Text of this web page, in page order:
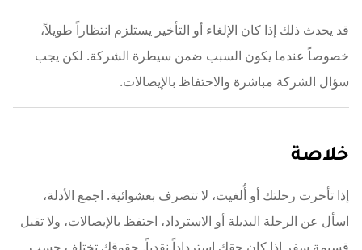
قد يحدث ذلك إذا كان الإلغاء أو التأخير يستلزم انتظاراً طويلاً،
خصوصاً عندما يكون السبب ضمن سيطرة الشركة. لكن يجب
سؤال الشركة مباشرة والاحتفاظ بالإيصالات.
خلاصة
إذا تأخرت رحلتك أو أُلغيت، لا تتصرف بعشوائية. اجمع الأدلة،
اسأل عن الرحلة البديلة أو الاسترداد، احتفظ بالإيصالات، ولا تقبل